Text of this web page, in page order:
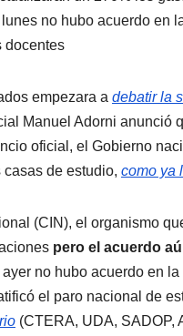
no hubo acuerdo en
docentes
empezara a debatir la
Manuel Adorni anunció
oficial, el Gobierno
de estudio, como ya
(CIN), el organismo
pero el acuerdo
no hubo acuerdo en la
el paro nacional de
(CTERA, UDA, SADOP,